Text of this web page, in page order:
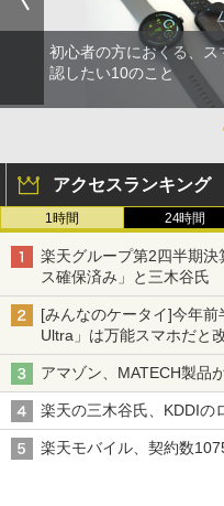
初心者の方におくる、
認したい10のこと
アクセスランキング
1時間 24時間
楽天グループ第2四半期
ス確保済み」と三木谷氏
[みんなのケータイ]今年
Ultra」は万能スマホだと
アマゾン、MATECH製
楽天の三木谷氏、KDDIの
楽天モバイル、契約数